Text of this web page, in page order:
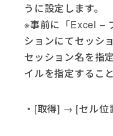
うに設定します。
※事前に「Excel –
ションにてセッシ
セッション名を指
イルを指定するこ
・[取得] → [セル位